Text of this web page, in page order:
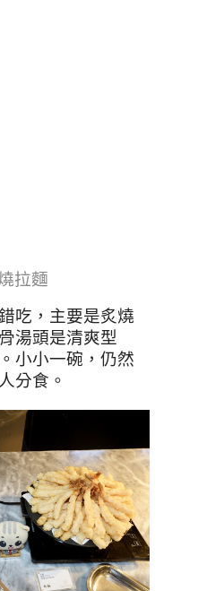
拉麵
吃，主要是炙燒
湯頭是清爽型
小小一碗，仍然
分食。